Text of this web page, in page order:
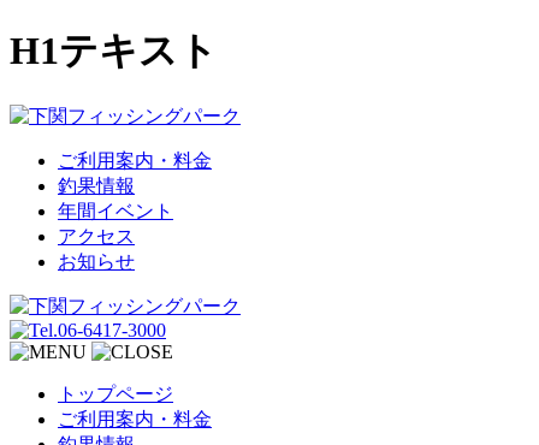
H1テキスト
ご利用案内・料金
釣果情報
年間イベント
アクセス
お知らせ
トップページ
ご利用案内・料金